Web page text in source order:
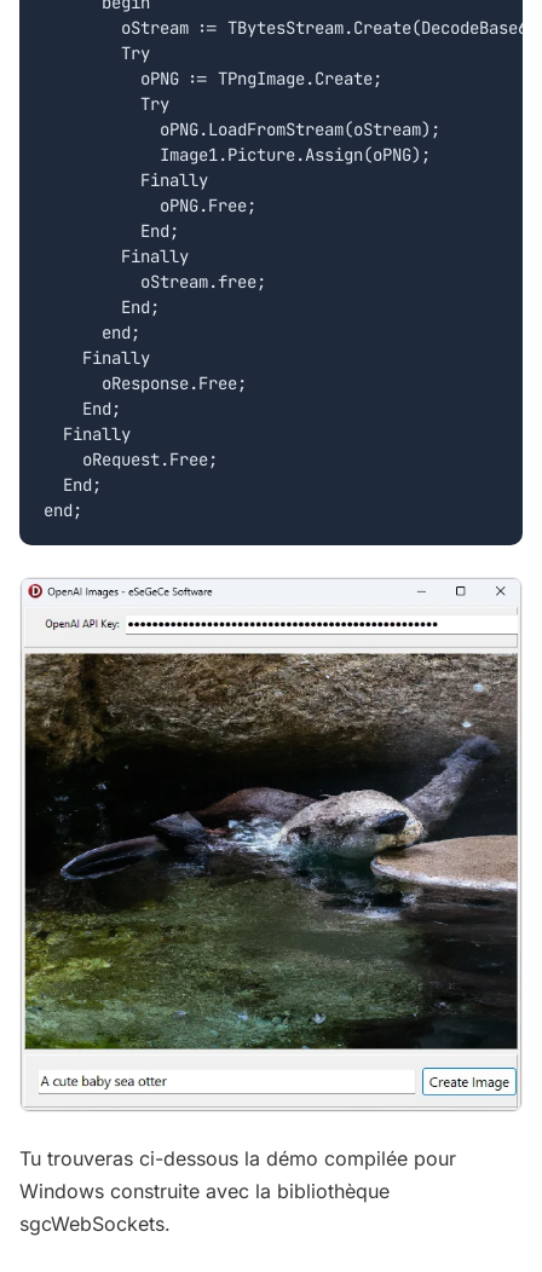
oStream :=
        Try
          oPNG := TPngImage.Create;
          Try
            oPNG.LoadFromStream(oStream);
            Image1.Picture.Assign(oPNG);
          Finally
            oPNG.Free;
          End;
        Finally
          oStream.free;
        End;
      end;
    Finally
      oResponse.Free;
    End;
  Finally
    oRequest.Free;
  End;
Tu trouveras ci-dessous la démo compilée pour
Windows construite avec la bibliothèque
sgcWebSockets.